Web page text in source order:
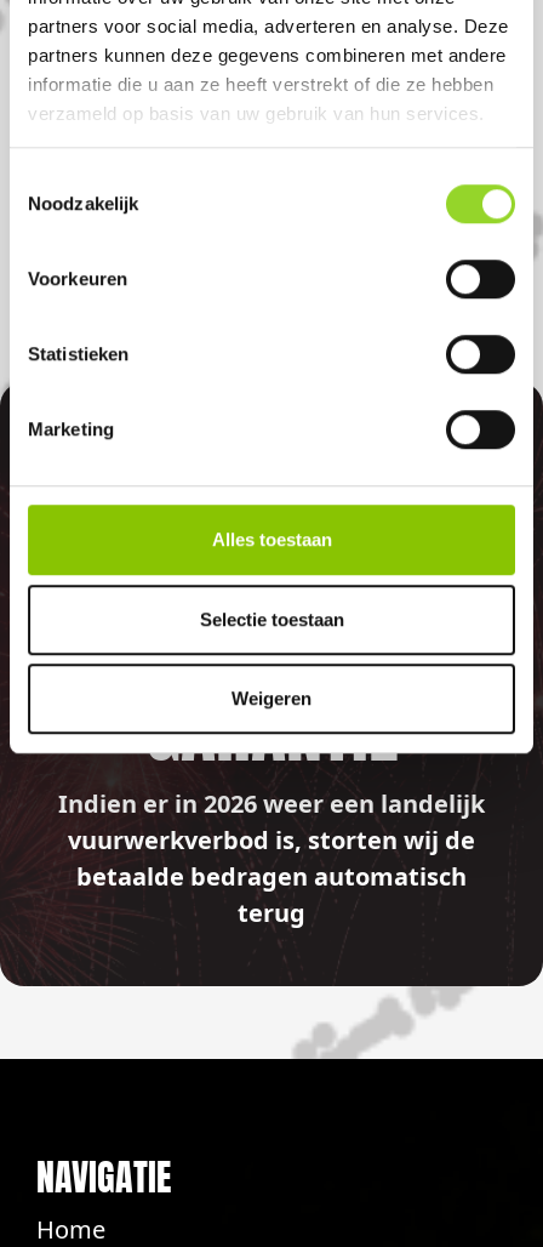
partners voor social media, adverteren en analyse. Deze
partners kunnen deze gegevens combineren met andere
informatie die u aan ze heeft verstrekt of die ze hebben
verzameld op basis van uw gebruik van hun services.
Noodzakelijk
Voorkeuren
Statistieken
Marketing
Alles toestaan
Selectie toestaan
Weigeren
Koop uw vuurwerk dan bij Dierenboetiek
Witkamp in Vianen. U bent van harte
welkom! U bent uiteraard ook welkom als
u uit Lexmond, Culemborg of Meerkerk
100%
GELD TERUG
GARANTIE
Indien er in 2026 weer een landelijk
vuurwerkverbod is, storten wij de
betaalde bedragen automatisch
terug
NAVIGATIE
Home